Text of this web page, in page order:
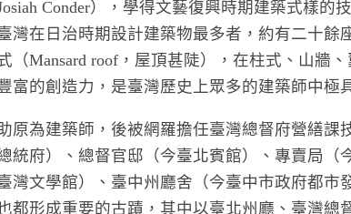
Conder），學得文藝復興時期建築式樣的
灣在日治時期設計建築物最多者，約有二十
（Mansard roof ，屋頂甚陡），在柱式、山牆
富的創造力，是臺灣歷史上眾多的建築師中極
原為建築師，後被網羅擔任臺灣總督府營繕
統府）、總督官邸（今臺北賓館）、專賣局
臺灣文學館）、臺中州廳舍（今臺中市政府都
都形成重要的古蹟，其中以臺北州廳、臺灣總